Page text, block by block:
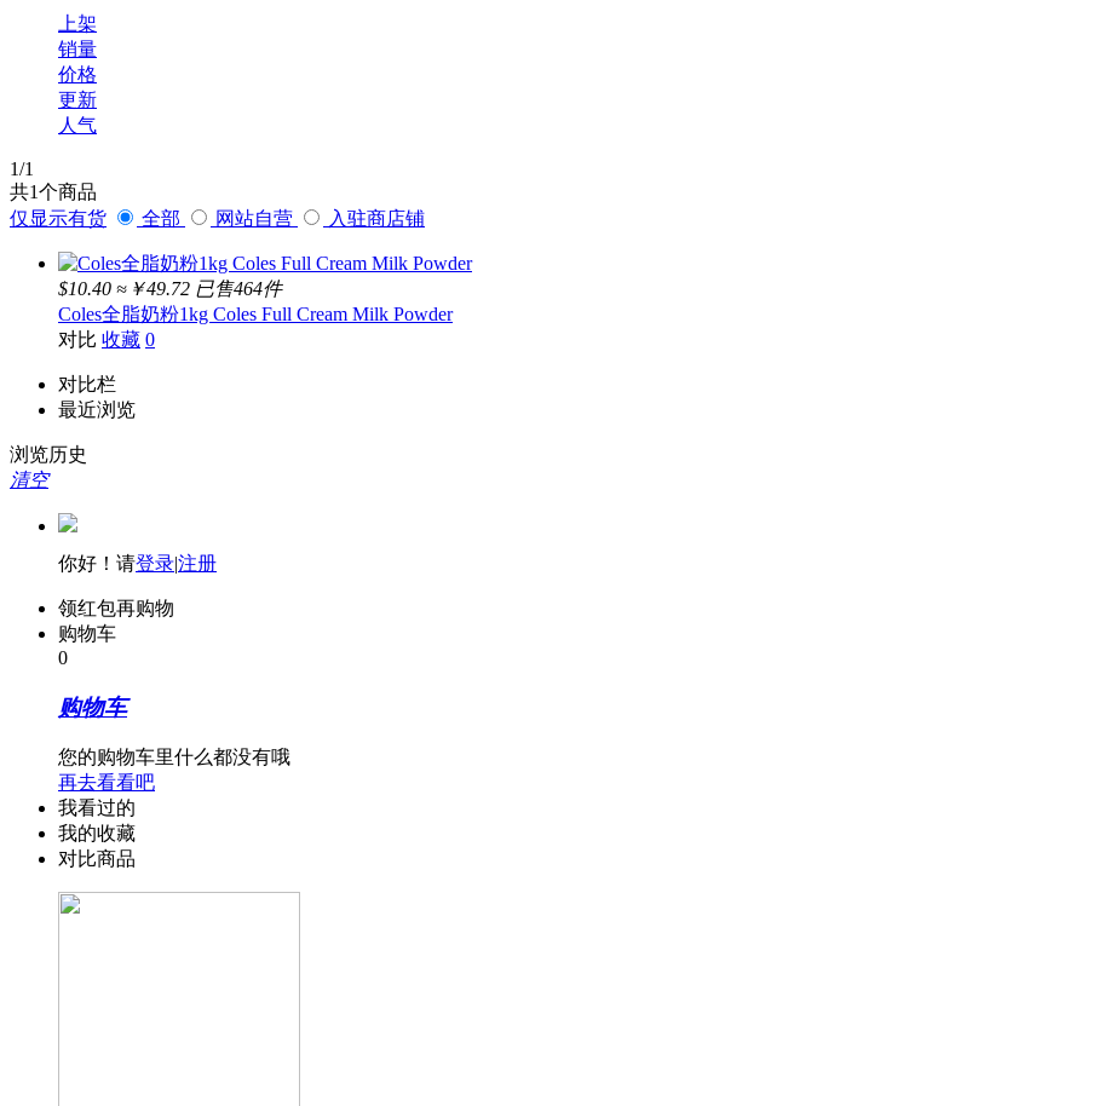
上架
销量
价格
更新
人气
1/1
共1个商品
仅显示有货
全部 网站自营 入驻商店铺
$10.40 ≈￥49.72 已售464件
Coles全脂奶粉1kg Coles Full Cream Milk Powder
对比 收藏 0
对比栏
最近浏览
浏览历史
清空
你好！请登录|注册
领红包再购物
购物车
0
购物车
您的购物车里什么都没有哦
再去看看吧
我看过的
我的收藏
对比商品